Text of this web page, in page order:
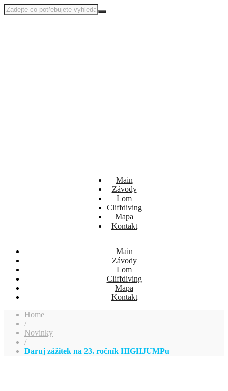
Main
Závody
Lom
Cliffdiving
Mapa
Kontakt
Main
Závody
Lom
Cliffdiving
Mapa
Kontakt
Home
/
Novinky
/
Daruj zážitek na 23. ročník HIGHJUMPu